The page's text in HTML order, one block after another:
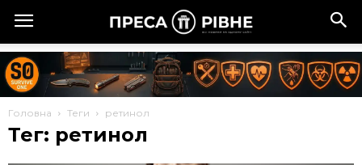
Головна Теги ретинол
Тег: ретинол